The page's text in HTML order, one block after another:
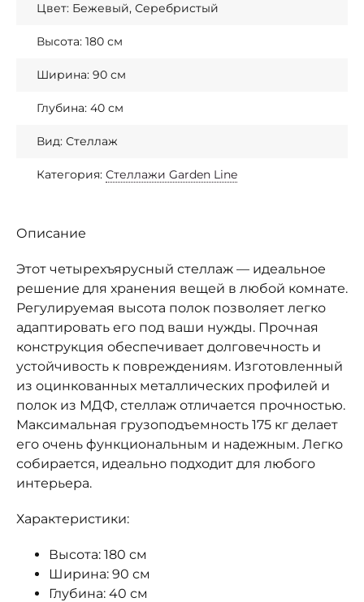
Цвет: Бежевый, Серебристый
Высота: 180 см
Ширина: 90 см
Глубина: 40 см
Вид: Стеллаж
Категория: Стеллажи Garden Line
Описание
Этот четырехъярусный стеллаж — идеальное
решение для хранения вещей в любой комнате.
Регулируемая высота полок позволяет легко
адаптировать его под ваши нужды. Прочная
конструкция обеспечивает долговечность и
устойчивость к повреждениям. Изготовленный
из оцинкованных металлических профилей и
полок из МДФ, стеллаж отличается прочностью.
Максимальная грузоподъемность 175 кг делает
его очень функциональным и надежным. Легко
собирается, идеально подходит для любого
интерьера.
Характеристики:
Высота: 180 см
Ширина: 90 см
Глубина: 40 см